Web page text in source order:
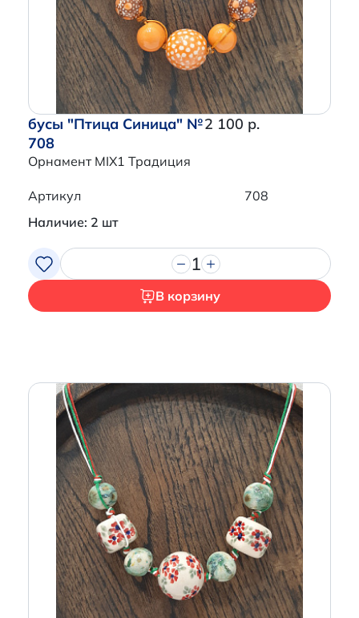
бусы "Птица Синица" №
708
Орнамент MIX1 Традиция
2 100 р.
Артикул
708
Наличие: 2 шт
1
В корзину